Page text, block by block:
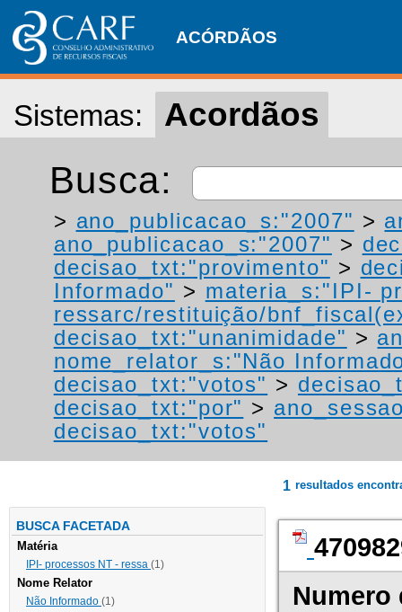
ACÓRDÃOS
Sistemas: Acordãos
Busca:
> ano_publicacao_s:"2007" >
ano_publicacao_s:"2007" >
decisao_txt:"provimento" >
Informado" > materia_s:"IPI-
ressarc/restituição/
decisao_txt:"unanimidade" >
nome_relator_s:"Não
decisao_txt:"votos" >
decisao_txt:"por" >
decisao_txt:"votos"
BUSCA FACETADA
Matéria
IPI- processos NT - ressa (1)
Nome Relator
Não Informado (1)
1 resultados
Numero